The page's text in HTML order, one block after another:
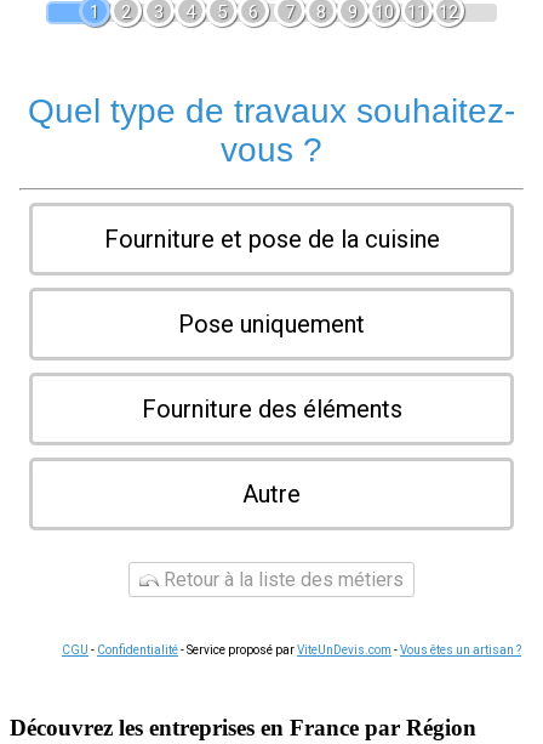
1 2 3 4 5 6 7 8 9 10 11 12
Quel type de travaux souhaitez-
vous ?
Fourniture et pose de la cuisine
Pose uniquement
Fourniture des éléments
Autre
Retour à la liste des métiers
CGU - Confidentialité- Service proposé parViteUnDevis.com -Vous êtes un artisan ?
Découvrez les entreprises en France par Région